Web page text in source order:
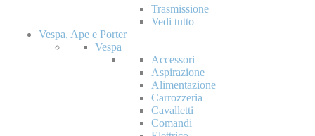
Trasmissione
Vedi tutto
Vespa, Ape e Porter
Vespa
Accessori
Aspirazione
Alimentazione
Carrozzeria
Cavalletti
Comandi